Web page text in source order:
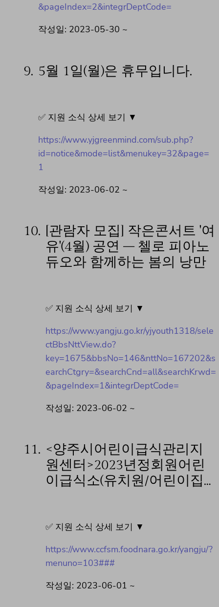
&pageIndex=2&integrDeptCode=
작성일: 2023-05-30 ~
9. 5월 1일(월)은 휴무입니다.
✅ 지원 소식 상세 보기 ▼
https://www.yjgreenmind.com/sub.php?
id=notice&mode=list&menukey=32&page=
1
작성일: 2023-06-02 ~
10. [관람자 모집] 작은콘서트 '여
유'(4월) 공연 – 첼로 피아노
듀오와 함께하는 봄의 낭만
✅ 지원 소식 상세 보기 ▼
https://www.yangju.go.kr/yjyouth1318/sele
ctBbsNttView.do?
key=1675&bbsNo=146&nttNo=167202&s
earchCtgry=&searchCnd=all&searchKrwd=
&pageIndex=1&integrDeptCode=
작성일: 2023-06-02 ~
11. <양주시어린이급식관리지
원센터>2023년정회원어린
이급식소(유치원/어린이집…
✅ 지원 소식 상세 보기 ▼
https://www.ccfsm.foodnara.go.kr/yangju/?
menuno=103###
작성일: 2023-06-01 ~